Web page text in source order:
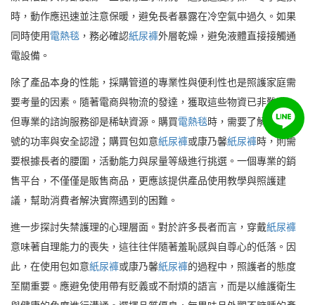
時，動作應迅速並注意保暖，避免長者暴露在冷空氣中過久。如果
同時使用電熱毯 ，務必確認紙尿褲外層乾燥，避免液體直接接觸通
電設備。
除了產品本身的性能，採購管道的專業性與便利性也是照護家庭需
要考量的因素。隨著電商與物流的發達，獲取這些物資已非難事，
但專業的諮詢服務卻是稀缺資源。購買電熱毯時，需要了解不同型
號的功率與安全認證；購買包如意紙尿褲或康乃馨紙尿褲時，則需
要根據長者的腰圍，活動能力與尿量等級進行挑選。一個專業的銷
售平台，不僅僅是販售商品，更應該提供產品使用教學與照護建
議，幫助消費者解決實際遇到的困難。
進一步探討失禁護理的心理層面。對於許多長者而言，穿戴紙尿褲
意味著自理能力的喪失，這往往伴隨著羞恥感與自尊心的低落。因
此，在使用包如意紙尿褲或康乃馨紙尿褲的過程中，照護者的態度
至關重要。應避免使用帶有貶義或不耐煩的語言，而是以維護衛生